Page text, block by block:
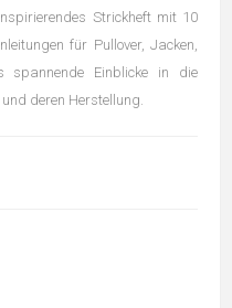
Strickheft mit 10
für Pullover, Jacken,
spannende Einblicke in die
deren Herstellung.